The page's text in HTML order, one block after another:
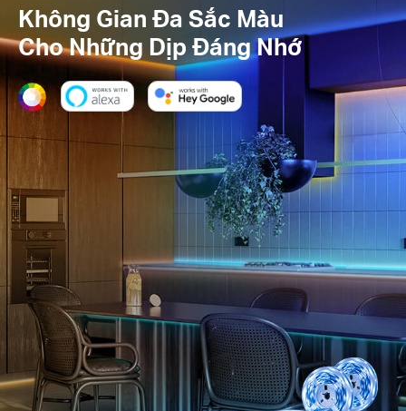
Không Gian Đa Sắc Màu
Cho Những Dịp Đáng Nhớ